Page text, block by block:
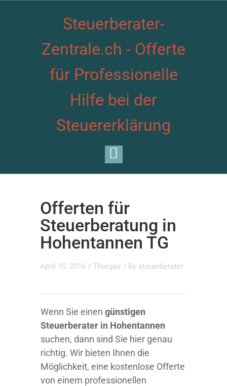
Steuerberater-
Zentrale.ch - Offerte
für Professionelle
Hilfe bei der
Steuererklärung
Offerten für
Steuerberatung in
Hohentannen TG
April 10, 2016 / Thurgau / By steuerberater
Wenn Sie einen günstigen
Steuerberater in Hohentannen
suchen, dann sind Sie hier genau
richtig. Wir bieten Ihnen die
Möglichkeit, eine kostenlose Offerte
von einem professionellen